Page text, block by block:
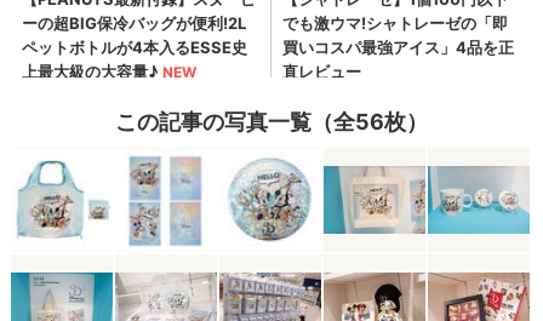
この記事の写真一覧（全56枚）